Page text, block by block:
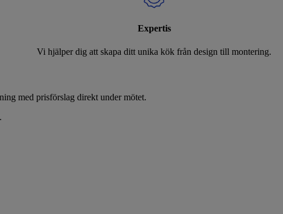
Expertis
Vi hjälper dig att skapa ditt unika kök från design till montering.
med prisförslag direkt under mötet.